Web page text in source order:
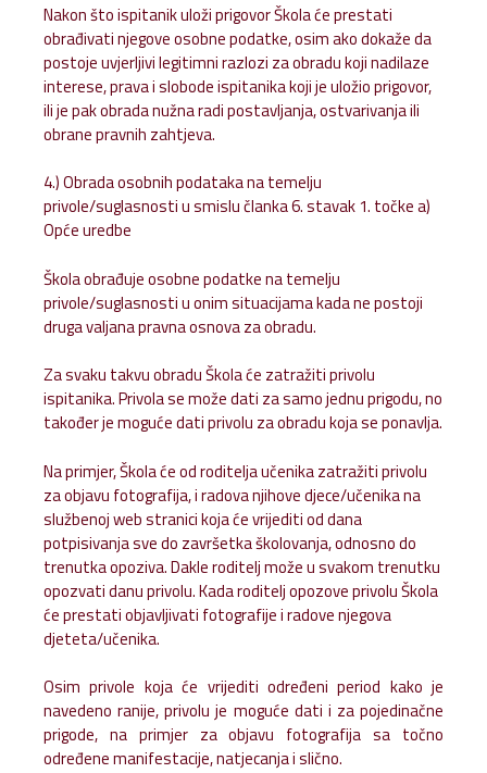
Nakon što ispitanik uloži prigovor Škola će prestati
obrađivati njegove osobne podatke, osim ako dokaže da
postoje uvjerljivi legitimni razlozi za obradu koji nadilaze
interese, prava i slobode ispitanika koji je uložio prigovor,
ili je pak obrada nužna radi postavljanja, ostvarivanja ili
obrane pravnih zahtjeva.
4.) Obrada osobnih podataka na temelju
privole/suglasnosti u smislu članka 6. stavak 1. točke a)
Opće uredbe
Škola obrađuje osobne podatke na temelju
privole/suglasnosti u onim situacijama kada ne postoji
druga valjana pravna osnova za obradu.
Za svaku takvu obradu Škola će zatražiti privolu
ispitanika. Privola se može dati za samo jednu prigodu, no
također je moguće dati privolu za obradu koja se ponavlja.
Na primjer, Škola će od roditelja učenika zatražiti privolu
za objavu fotografija, i radova njihove djece/učenika na
službenoj web stranici koja će vrijediti od dana
potpisivanja sve do završetka školovanja, odnosno do
trenutka opoziva. Dakle roditelj može u svakom trenutku
opozvati danu privolu. Kada roditelj opozove privolu Škola
će prestati objavljivati fotografije i radove njegova
djeteta/učenika.
Osim privole koja će vrijediti određeni period kako je
navedeno ranije, privolu je moguće dati i za pojedinačne
prigode, na primjer za objavu fotografija sa točno
određene manifestacije, natjecanja i slično.